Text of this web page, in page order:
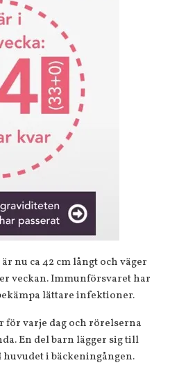
nu ca 42 cm långt och väger
veckan. Immunförsvaret har
lättare infektioner.
varje dag och rörelserna
En del barn lägger sig till
i bäckeningången.